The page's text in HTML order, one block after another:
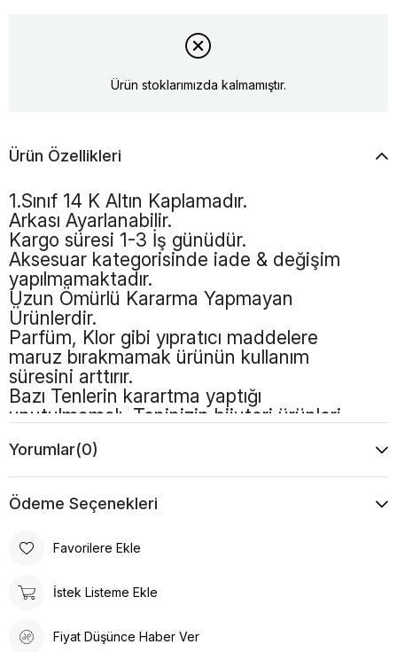
Ürün stoklarımızda kalmamıştır.
Ürün Özellikleri
1.Sınıf 14 K Altın Kaplamadır.
Arkası Ayarlanabilir.
Kargo süresi 1-3 İş günüdür.
Aksesuar kategorisinde iade & değişim
yapılmamaktadır.
Uzun Ömürlü Kararma Yapmayan
Ürünlerdir.
Parfüm, Klor gibi yıpratıcı maddelere
maruz bırakmamak ürünün kullanım
süresini arttırır.
Bazı Tenlerin karartma yaptığı
unutulmamalı, Teninizin bijuteri ürünleri
Yorumlar(0)
Ödeme Seçenekleri
Favorilere Ekle
İstek Listeme Ekle
Fiyat Düşünce Haber Ver